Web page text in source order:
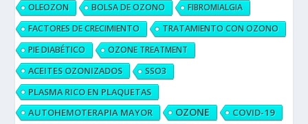
OLEOZON
BOLSA DE OZONO
FIBROMIALGIA
FACTORES DE CRECIMIENTO
TRATAMIENTO CON OZONO
PIE DIABÉTICO
OZONE TREATMENT
ACEITES OZONIZADOS SSO3
PLASMA RICO EN PLAQUETAS
AUTOHEMOTERAPIA MAYOR
OZONE COVID-19